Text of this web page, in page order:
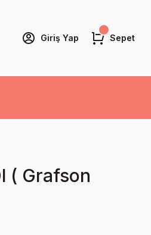
Giriş Yap Sepet
( Grafson